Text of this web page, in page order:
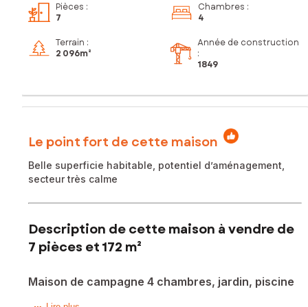
Pièces :
7
Chambres :
4
Terrain :
2 096m²
Année de construction
:
1849
Le point fort de cette maison
Belle superficie habitable, potentiel d’aménagement,
secteur très calme
Description de cette maison à vendre de
7 pièces et 172 m²
Maison de campagne 4 chambres, jardin, piscine